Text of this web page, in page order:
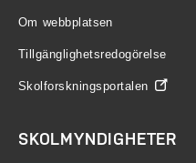
Om webbplatsen
Tillgänglighetsredogörelse
Skolforskningsportalen
SKOLMYNDIGHETER